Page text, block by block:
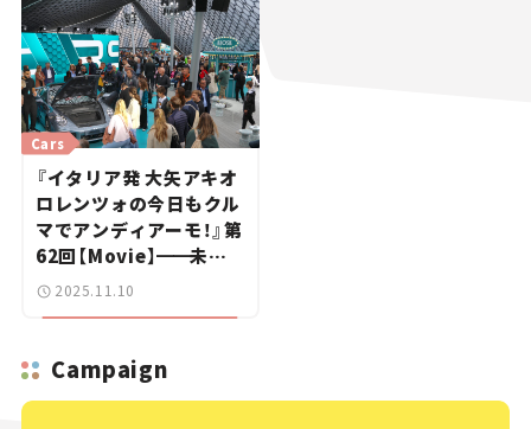
Cars
『イタリア発 大矢アキオ
ロレンツォの今日もクル
マでアンディアーモ！』第
62回【Movie】━━未知
の自動車ブランドも「カ
ト（オープンスペース編）
2025.11.10
Campaign